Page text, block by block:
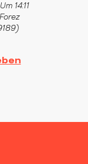
14:11
)